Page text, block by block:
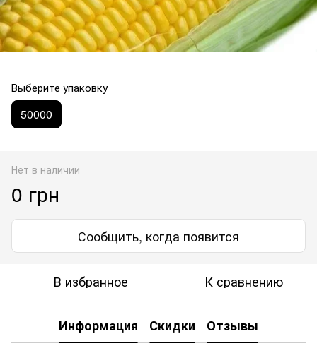
Выберите упаковку
50000
Нет в наличии
0 грн
Сообщить, когда появится
В избранное К сравнению
Информация Скидки Отзывы